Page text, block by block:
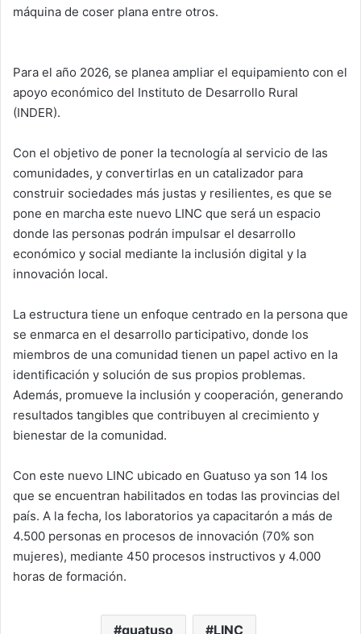
máquina de coser plana entre otros.
Para el año 2026, se planea ampliar el equipamiento con el
apoyo económico del Instituto de Desarrollo Rural
(INDER).
Con el objetivo de poner la tecnología al servicio de las
comunidades, y convertirlas en un catalizador para
construir sociedades más justas y resilientes, es que se
pone en marcha este nuevo LINC que será un espacio
donde las personas podrán impulsar el desarrollo
económico y social mediante la inclusión digital y la
innovación local.
La estructura tiene un enfoque centrado en la persona que
se enmarca en el desarrollo participativo, donde los
miembros de una comunidad tienen un papel activo en la
identificación y solución de sus propios problemas.
Además, promueve la inclusión y cooperación, generando
resultados tangibles que contribuyen al crecimiento y
bienestar de la comunidad.
Con este nuevo LINC ubicado en Guatuso ya son 14 los
que se encuentran habilitados en todas las provincias del
país. A la fecha, los laboratorios ya capacitarón a más de
4.500 personas en procesos de innovación (70% son
mujeres), mediante 450 procesos instructivos y 4.000
horas de formación.
guatuso LINC